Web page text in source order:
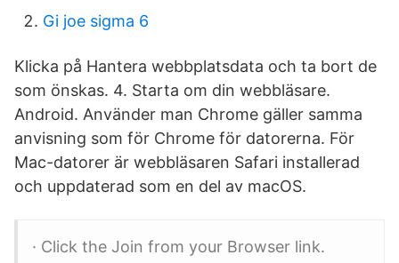
Gi joe sigma 6
Klicka på Hantera webbplatsdata och ta bort de
som önskas. 4. Starta om din webbläsare.
Android. Använder man Chrome gäller samma
anvisning som för Chrome för datorerna. För
Mac-datorer är webbläsaren Safari installerad
och uppdaterad som en del av macOS.
· Click the Join from your Browser link.